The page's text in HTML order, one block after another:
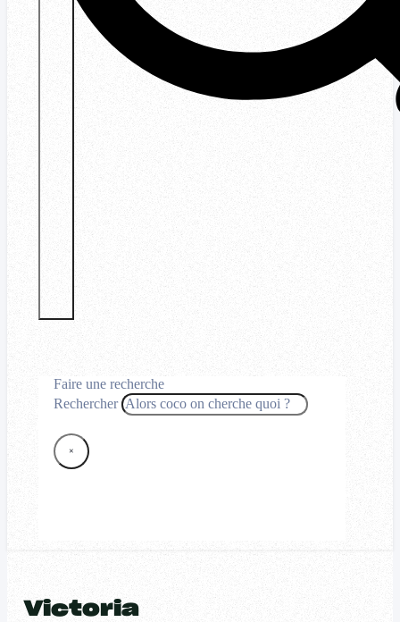
Faire une recherche
Rechercher
×
Victoria